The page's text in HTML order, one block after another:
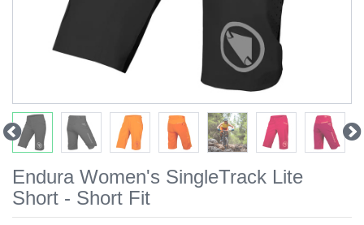
Endura Women's SingleTrack Lite
Short - Short Fit